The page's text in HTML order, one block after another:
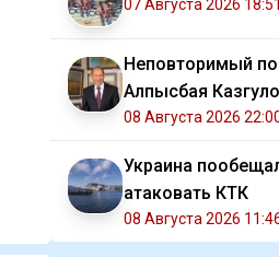
07 Августа 2026 18:51
Неповторимый
Алпысбая
08 Августа 2026
Украина
атаковать КТК
08 Августа 2026